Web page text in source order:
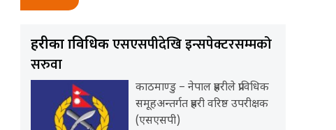
प्रहरीका प्राविधिकएसएसपीदेखि इन्सपेक्टरसम्मको
सरुवा
काठमाण्डु – नेपाल प्रहरीले प्राविधिक
समूहअन्तर्गत प्रहरी वरिष्ठ उपरीक्षक
(एसएसपी)